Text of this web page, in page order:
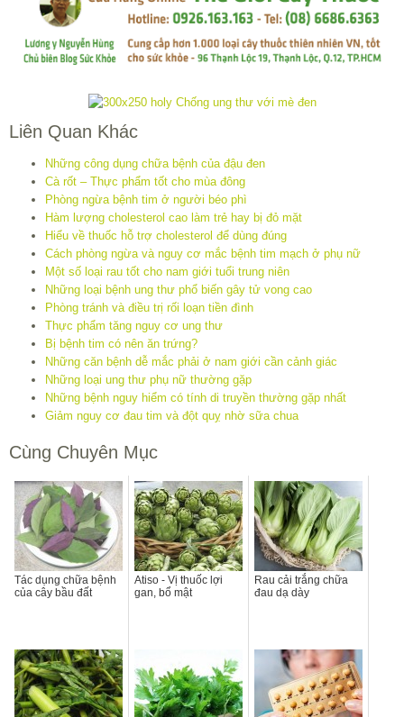
Liên Quan Khác
Những công dụng chữa bệnh của đậu đen
Cà rốt – Thực phẩm tốt cho mùa đông
Phòng ngừa bệnh tim ở người béo phì
Hàm lượng cholesterol cao làm trẻ hay bị đỏ mặt
Hiểu về thuốc hỗ trợ cholesterol để dùng đúng
Cách phòng ngừa và nguy cơ mắc bệnh tim mạch ở phụ nữ
Một số loại rau tốt cho nam giới tuổi trung niên
Những loại bệnh ung thư phổ biến gây tử vong cao
Phòng tránh và điều trị rối loạn tiền đình
Thực phẩm tăng nguy cơ ung thư
Bị bệnh tim có nên ăn trứng?
Những căn bệnh dễ mắc phải ở nam giới cần cảnh giác
Những loại ung thư phụ nữ thường gặp
Những bệnh nguy hiểm có tính di truyền thường gặp nhất
Giảm nguy cơ đau tim và đột quỵ nhờ sữa chua
Cùng Chuyên Mục
Tác dụng chữa bệnh
của cây bầu đất
Atiso - Vị thuốc lợi
gan, bổ mật
Rau cải trắng chữa
đau dạ dày